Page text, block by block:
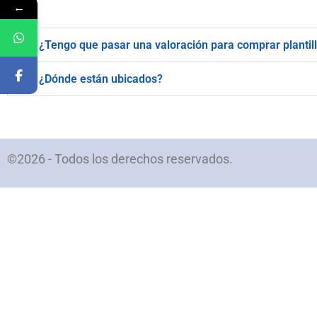
¿Tengo que pasar una valoración para comprar
¿Dónde están ubicados?
©2026 - Todos los derechos reservados.
←